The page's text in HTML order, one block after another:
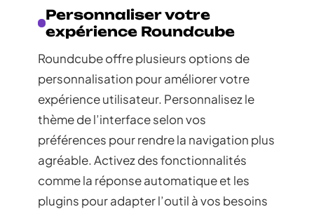
Personnaliser votre
expérience Roundcube
Roundcube offre plusieurs options de
personnalisation pour améliorer votre
expérience utilisateur. Personnalisez le
thème de l’interface selon vos
préférences pour rendre la navigation plus
agréable. Activez des fonctionnalités
comme la réponse automatique et les
plugins pour adapter l’outil à vos besoins